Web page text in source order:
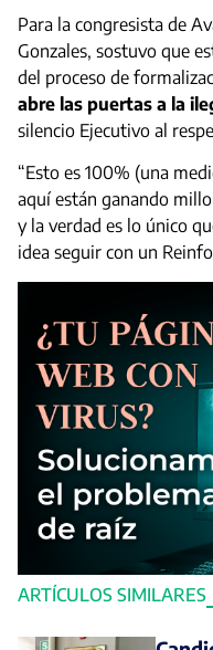
ARTÍCULOS SIMILARES
Para la congresista de
Gonzales, sostuvo que
del proceso de
abre las puertas a la
silencio Ejecutivo al
“Esto es 100% (una
aquí están ganando
y la verdad es lo único
idea seguir con un